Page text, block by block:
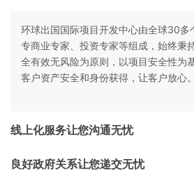
环球出国国际项目开发中心由全球30多
专商业专家、投资专家等组成，始终秉
全有效无风险为原则，以项目安全性为
客户资产安全和身份获得，让客户放心。
线上化服务让您沟通无忧
良好政府关系让您递交无忧